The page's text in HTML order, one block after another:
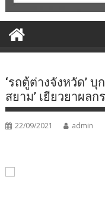
‘รถตู้ต่างจังหวัด’
สยาม’ เยียวยาผล
22/09/2021 admin